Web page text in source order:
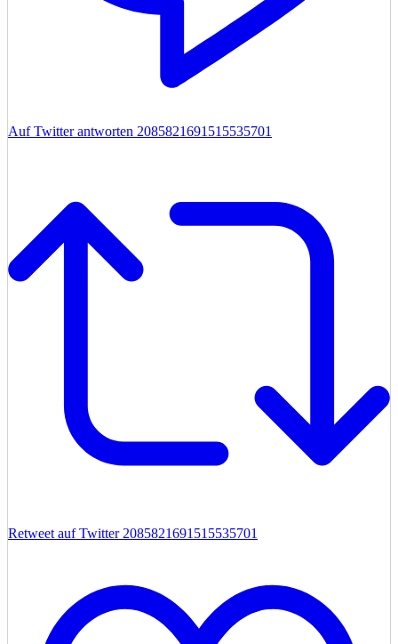
Auf Twitter antworten 2085821691515535701
Retweet auf Twitter 2085821691515535701